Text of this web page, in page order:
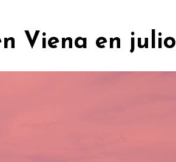
Viena en julio